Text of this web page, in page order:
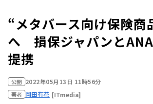
“メタバース向け保険商
へ 損保ジャパンと
提携
公開 2022年05月13日 11時56分
著者 岡田有花 [ITmedia]